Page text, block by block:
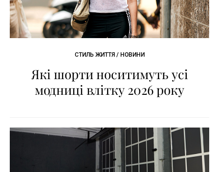
СТИЛЬ ЖИТТЯ / НОВИНИ
Які шорти носитимуть усі
модниці влітку 2026 року